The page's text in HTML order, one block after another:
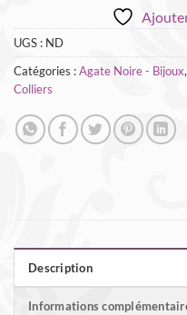
UGS : ND
Catégories :Agate Noire - Bijoux,
Colliers
Description
Informations